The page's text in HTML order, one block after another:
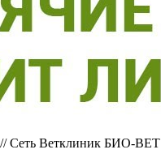
Сеть Ветклиник БИО-ВЕТ